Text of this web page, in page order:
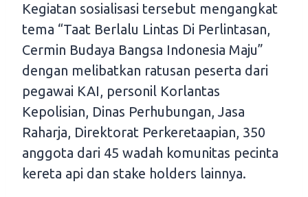
Kegiatan sosialisasi tersebut mengangkat
tema “Taat Berlalu Lintas Di Perlintasan,
Cermin Budaya Bangsa Indonesia Maju”
dengan melibatkan ratusan peserta dari
pegawai KAI, personil Korlantas
Kepolisian, Dinas Perhubungan, Jasa
Raharja, Direktorat Perkeretaapian, 350
anggota dari 45 wadah komunitas pecinta
kereta api dan stake holders lainnya.